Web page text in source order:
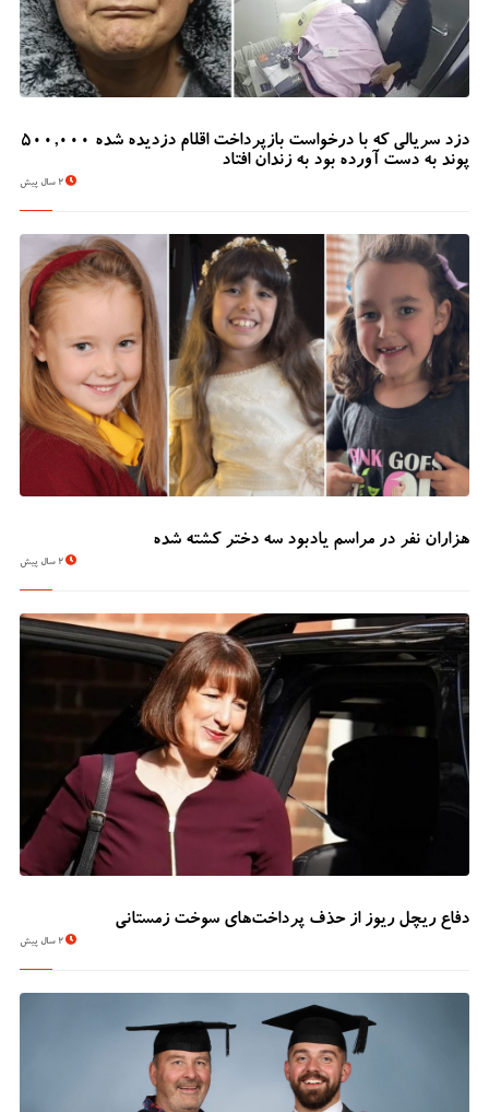
دزد سریالی که با درخواست بازپرداخت اقلام دزدیده شده 500,000
پوند به دست آورده بود به زندان افتاد
2 سال پیش
هزاران نفر در مراسم یادبود سه دختر کشته شده
2 سال پیش
دفاع ریچل ریوز از حذف پرداخت‌های سوخت زمستانی
2 سال پیش